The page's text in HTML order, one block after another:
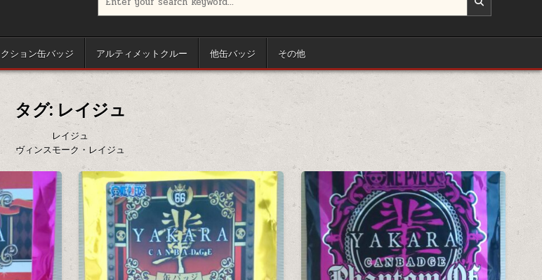
ション缶バッジ アルティメットクルー 他缶バッジ その他
タグ: レイジュ
レイジュ
ヴィンスモーク・レイジュ